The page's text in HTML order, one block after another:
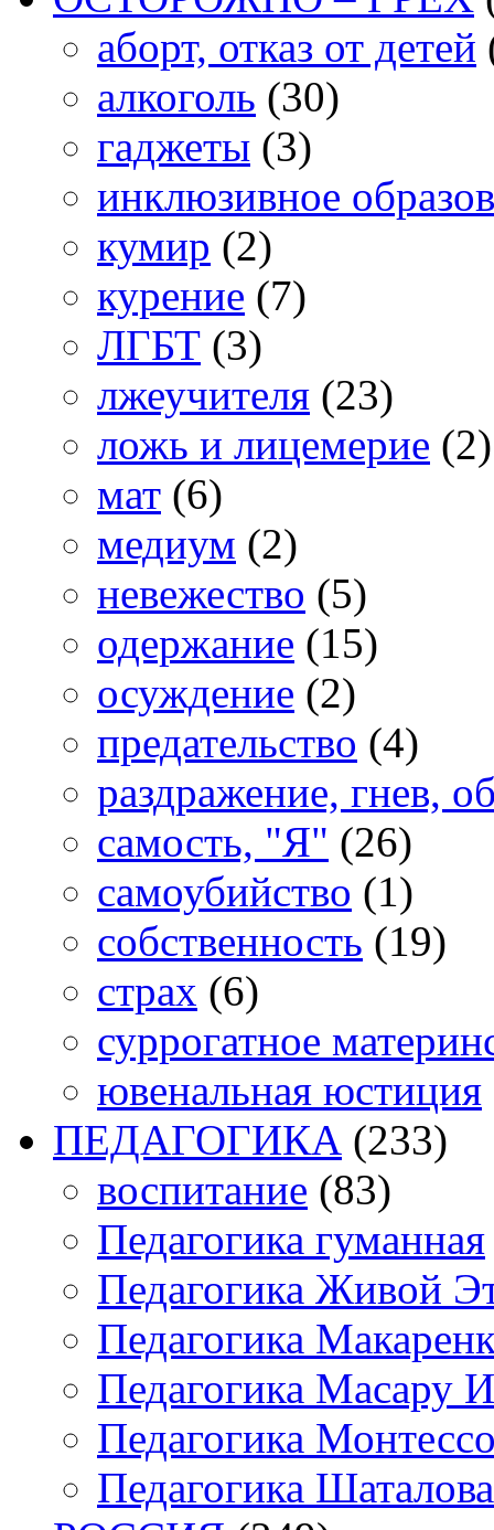
аборт, отказ от детей
алкоголь (30)
гаджеты (3)
инклюзивное
кумир (2)
курение (7)
ЛГБТ (3)
лжеучителя (23)
ложь и лицемерие (2)
мат (6)
медиум (2)
невежество (5)
одержание (15)
осуждение (2)
предательство (4)
раздражение, гнев,
самость, "Я" (26)
самоубийство (1)
собственность (19)
страх (6)
суррогатное
ювенальная юстиция
ПЕДАГОГИКА (233)
воспитание (83)
Педагогика гуманная
Педагогика Живой
Педагогика
Педагогика Масару
Педагогика
Педагогика Шаталова